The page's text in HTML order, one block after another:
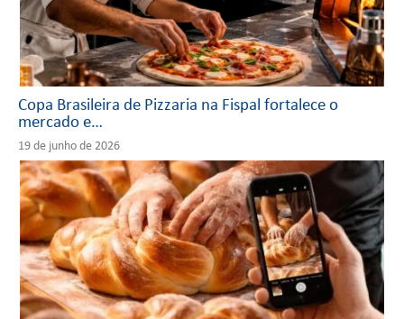
Copa Brasileira de Pizzaria na Fispal fortalece o
mercado e…
19 de junho de 2026